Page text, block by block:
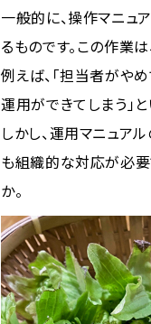
一般的に、操作マニュ
るものです。この作業
例えば、「担当者がや
運用ができてしまう」
しかし、運用マニュア
も組織的な対応が必要
か。